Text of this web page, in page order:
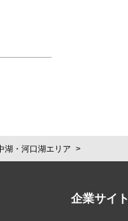
湖・河口湖エリア
企業サイト